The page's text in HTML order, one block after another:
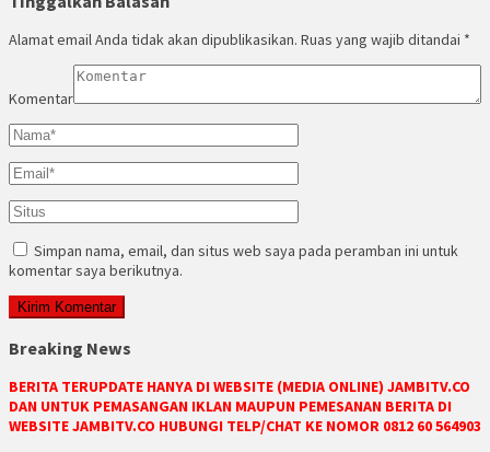
Alamat email Anda tidak akan dipublikasikan. Ruas yang wajib ditandai *
Komentar
Simpan nama, email, dan situs web saya pada peramban ini untuk
komentar saya berikutnya.
Breaking News
BERITA TERUPDATE HANYA DI WEBSITE (MEDIA ONLINE) JAMBITV.CO
DAN UNTUK PEMASANGAN IKLAN MAUPUN PEMESANAN BERITA DI
WEBSITE JAMBITV.CO HUBUNGI TELP/CHAT KE NOMOR 0812 60 564903